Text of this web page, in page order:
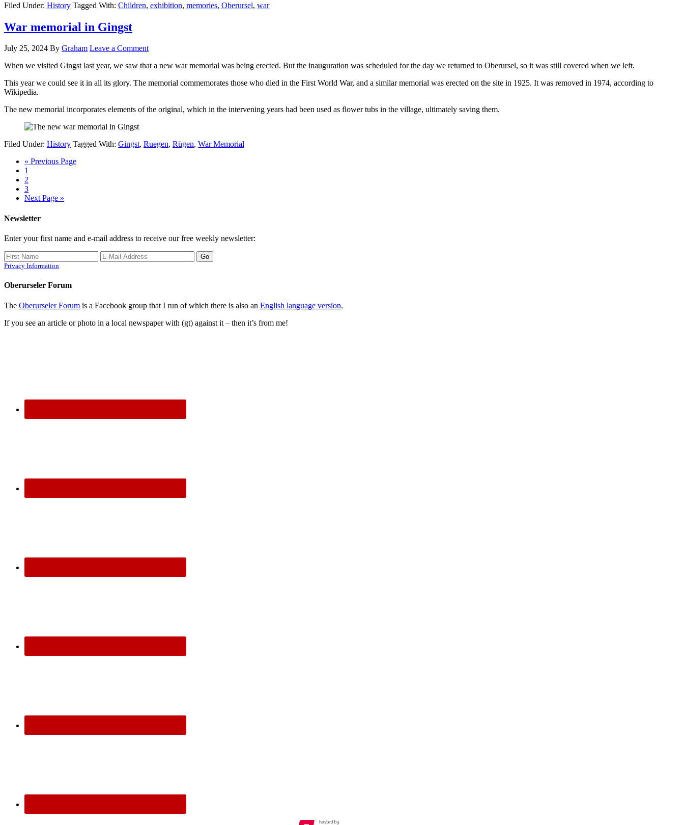
Filed Under: History Tagged With: Children, exhibition, memories, Oberursel, war
War memorial in Gingst
July 25, 2024 By Graham Leave a Comment
When we visited Gingst last year, we saw that a new war memorial was being erected. But the inauguration was scheduled for the day we returned to Oberursel, so it was still covered when we left.
This year we could see it in all its glory. The memorial commemorates those who died in the First World War, and a similar memorial was erected on the site in 1925. It was removed in 1974, according to
Wikipedia.
The new memorial incorporates elements of the original, which in the intervening years had been used as flower tubs in the village, ultimately saving them.
Filed Under: History Tagged With: Gingst, Ruegen, Rügen, War Memorial
« Previous Page
1
2
3
Next Page »
Newsletter
Enter your first name and e-mail address to receive our free weekly newsletter:
Privacy Information
Oberurseler Forum
The Oberurseler Forum is a Facebook group that I run of which there is also an English language version.
If you see an article or photo in a local newspaper with (gt) against it – then it’s from me!